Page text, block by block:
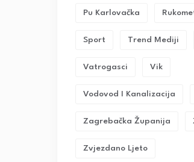
Pu Karlovačka
Sport Trend Mediji
Vatrogasci Vik
Vodovod I Kanalizacija
Zagrebačka Županija
Zvjezdano Ljeto